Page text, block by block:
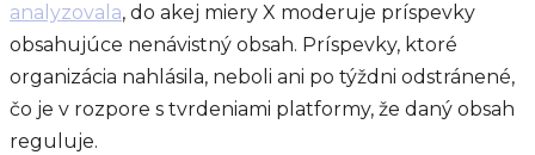
analyzovala, do akej miery X moderuje príspevky
obsahujúce nenávistný obsah. Príspevky, ktoré
organizácia nahlásila, neboli ani po týždni odstránené,
čo je v rozpore s tvrdeniami platformy, že daný obsah
reguluje.